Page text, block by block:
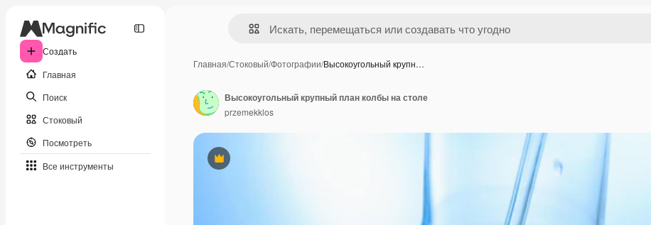
Создать
Главная
Поиск
Стоковый
Посмотреть
Все инструменты
Главная/Стоковый/Фотографии/Высокоугольный крупн…
Премиум
Высокоугольный крупный план колбы на столе
przemekklos